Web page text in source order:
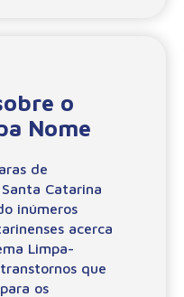
o
Nome
de
Catarina
inúmeros
acerca
Limpa-
que
os